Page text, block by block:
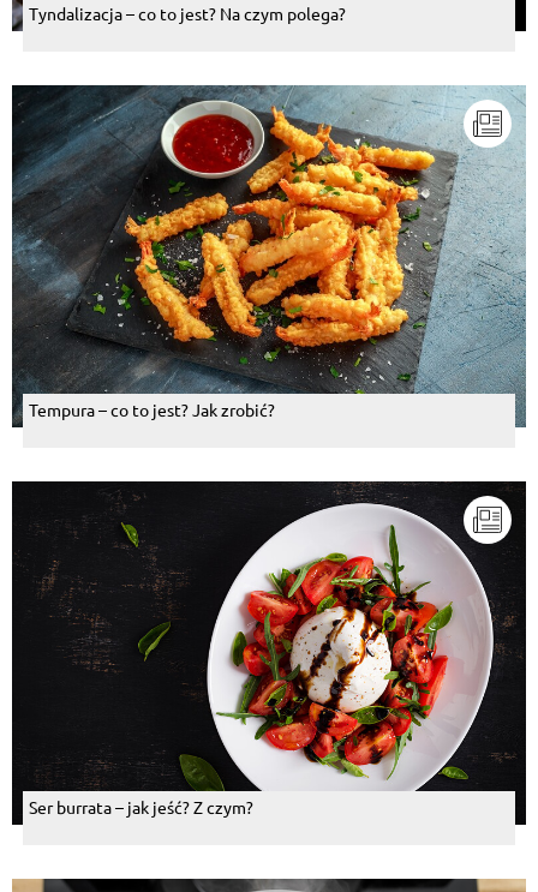
Tyndalizacja – co to jest? Na czym polega?
Tempura – co to jest? Jak zrobić?
Ser burrata – jak jeść? Z czym?